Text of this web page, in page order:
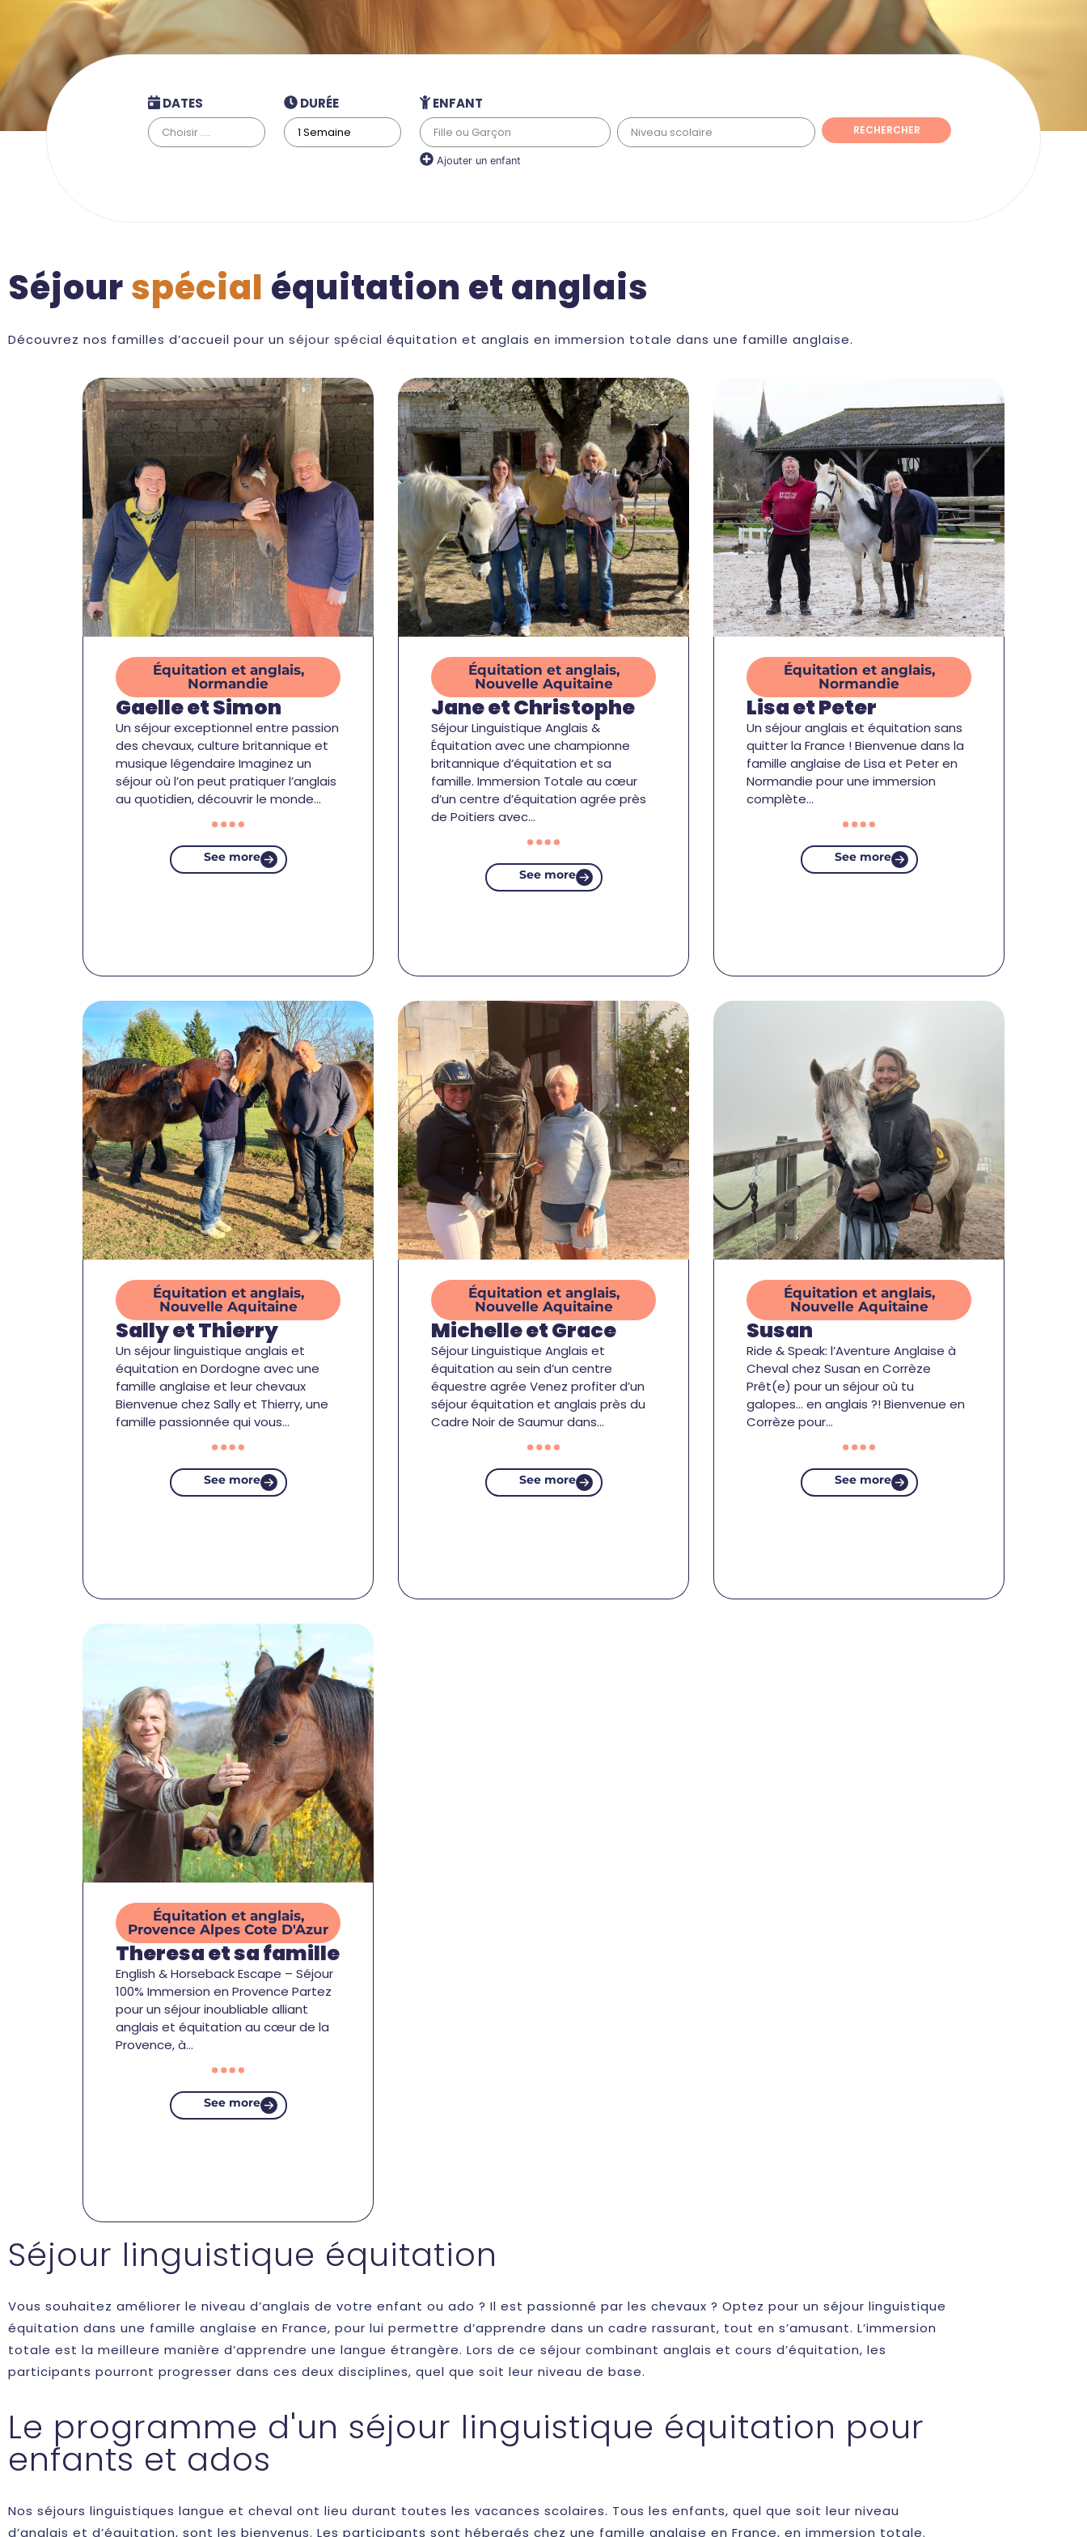
DATES DURÉE ENFANT
Ajouter un enfant
RECHERCHER
Séjourspécial équitation et anglais
Découvrez nos familles d’accueil pour un séjour spécial équitation et anglais en immersion totale dans une famille anglaise.
Équitation et anglais,
Normandie
Gaelle et Simon
Un séjour exceptionnel entre passion
des chevaux, culture britannique et
musique légendaire Imaginez un
séjour où l’on peut pratiquer l’anglais
au quotidien, découvrir le monde…
See more
Équitation et anglais,
Nouvelle Aquitaine
Jane et Christophe
Séjour Linguistique Anglais &
Équitation avec une championne
britannique d’équitation et sa
famille. Immersion Totale au cœur
d’un centre d’équitation agrée près
de Poitiers avec…
See more
Équitation et anglais,
Normandie
Lisa et Peter
Un séjour anglais et équitation sans
quitter la France ! Bienvenue dans la
famille anglaise de Lisa et Peter en
Normandie pour une immersion
complète…
See more
Équitation et anglais,
Nouvelle Aquitaine
Sally et Thierry
Un séjour linguistique anglais et
équitation en Dordogne avec une
famille anglaise et leur chevaux
Bienvenue chez Sally et Thierry, une
famille passionnée qui vous…
See more
Équitation et anglais,
Nouvelle Aquitaine
Michelle et Grace
Séjour Linguistique Anglais et
équitation au sein d’un centre
équestre agrée Venez profiter d’un
séjour équitation et anglais près du
Cadre Noir de Saumur dans…
See more
Équitation et anglais,
Nouvelle Aquitaine
Susan
Ride & Speak: l’Aventure Anglaise à
Cheval chez Susan en Corrèze
Prêt(e) pour un séjour où tu
galopes… en anglais ?! Bienvenue en
Corrèze pour…
See more
Équitation et anglais,
Provence Alpes Cote D'Azur
Theresa et sa famille
English & Horseback Escape – Séjour
100% Immersion en Provence Partez
pour un séjour inoubliable alliant
anglais et équitation au cœur de la
Provence, à…
See more
Séjour linguistique équitation
Vous souhaitez améliorer le niveau d’anglais de votre enfant ou ado ? Il est passionné par les chevaux ? Optez pour un séjour linguistique
équitation dans une famille anglaise en France, pour lui permettre d’apprendre dans un cadre rassurant, tout en s’amusant. L’immersion
totale est la meilleure manière d’apprendre une langue étrangère. Lors de ce séjour combinant anglais et cours d’équitation, les
participants pourront progresser dans ces deux disciplines, quel que soit leur niveau de base.
Le programme d'un séjour linguistique équitation pour
enfants et ados
Nos séjours linguistiques langue et cheval ont lieu durant toutes les vacances scolaires. Tous les enfants, quel que soit leur niveau
d’anglais et d’équitation, sont les bienvenus. Les participants sont hébergés chez une famille anglaise en France, en immersion totale.